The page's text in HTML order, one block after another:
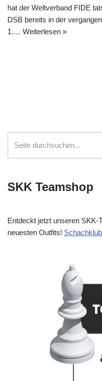
hat der Weltverband FIDE
DSB bereits in der
1.… Weiterlesen »
SKK Teamshop
Entdeckt jetzt unseren SKK-
neuesten Outfits!